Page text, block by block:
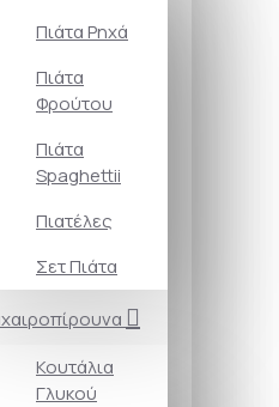
Πιάτα Ρηχά
Πιάτα
Φρούτου
Πιάτα
Spaghettii
Πιατέλες
Σετ Πιάτα
Κουτάλια
Γλυκού